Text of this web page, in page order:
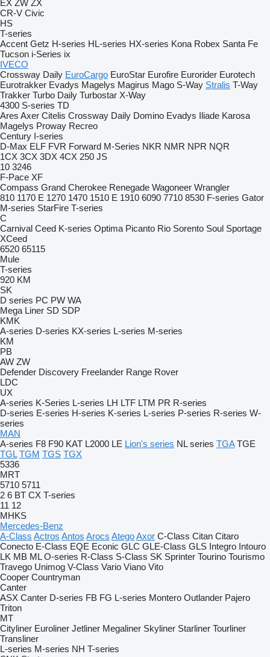
EX ZW ZX
CR-V Civic
HS
T-series
Accent Getz H-series HL-series HX-series Kona Robex Santa Fe
Tucson i-Series ix
IVECO
Crossway Daily EuroCargo EuroStar Eurofire Eurorider Eurotech
Eurotrakker Evadys Magelys Magirus Mago S-Way Stralis T-Way
Trakker Turbo Daily Turbostar X-Way
4300 S-series TD
Ares Axer Citelis Crossway Daily Domino Evadys Iliade Karosa
Magelys Proway Recreo
Century I-series
D-Max ELF FVR Forward M-Series NKR NMR NPR NQR
1CX 3CX 3DX 4CX 250 JS
10 3246
F-Pace XF
Compass Grand Cherokee Renegade Wagoneer Wrangler
810 1170 E 1270 1470 1510 E 1910 6090 7710 8530 F-series Gator
M-series StarFire T-series
C
Carnival Ceed K-series Optima Picanto Rio Sorento Soul Sportage
XCeed
6520 65115
Mule
T-series
920 KM
SK
D series PC PW WA
Mega Liner SD SDP
KMK
A-series D-series KX-series L-series M-series
KM
PB
AW ZW
Defender Discovery Freelander Range Rover
LDC
UX
A-series K-Series L-series LH LTF LTM PR R-series
D-series E-series H-series K-series L-series P-series R-series W-
series
MAN
A-series F8 F90 KAT L2000 LE Lion's series NL series TGA TGE
TGL TGM TGS TGX
5336
MRT
5710 5711
2 6 BT CX T-series
11 12
MHKS
Mercedes-Benz
A-Class Actros Antos Arocs AtegoAxor C-Class Citan Citaro
Conecto E-Class EQE Econic GLC GLE-Class GLS Integro Intouro
LK MB ML O-series R-Class S-Class SK Sprinter Tourino Tourismo
Travego Unimog V-Class Vario Viano Vito
Cooper Countryman
Canter
ASX Canter D-series FB FG L-series Montero Outlander Pajero
Triton
MT
Cityliner Euroliner Jetliner Megaliner Skyliner Starliner Tourliner
Transliner
L-series M-series NH T-series